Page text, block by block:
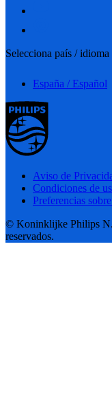
Selecciona país / idioma
España / Español
Aviso de
Condiciones de
Preferencias
© Koninklijke Philips
reservados.